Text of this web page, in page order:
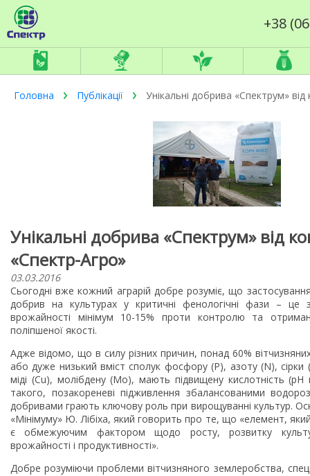
+38
Головна Публікації Унікальні добрива «Спектрум»
Унікальні добрива «Спектрум» від
«Спектр-Агро»
03.03.2016
Сьогодні вже кожний аграрій добре розуміє, що
добрив на культурах у критичні фенологічні фази – це
врожайності мінімум 10-15% проти контролю та
поліпшеної якості.
Адже відомо, що в силу різних причин, понад 60%
або дуже низький вміст сполук фосфору (P), азоту (N), сірки
міді (Cu), молібдену (Mo), мають підвищену кислотність
такого, позакореневі підживлення збалансованими
добривами грають ключову роль при вирощуванні культур.
«Мінімуму» Ю. Лібіха, який говорить про те, що «елемент,
є обмежуючим фактором щодо росту, розвитку
врожайності і продуктивності».
Добре розуміючи проблеми вітчизняного землеробства,